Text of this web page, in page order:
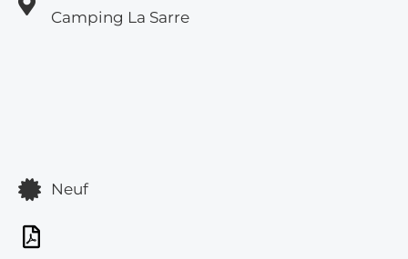
Camping La Sarre
Neuf